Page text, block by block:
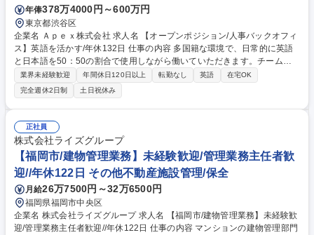
年俸378万4000円～600万円
東京都渋谷区
企業名 Ａｐｅｘ株式会社 求人名 【オープンポジション/人事バックオフィ
ス】英語を活かす/年休132日 仕事の内容 多国籍な環境で、日常的に英語
と日本語を50：50の割合で使用しながら働いていただきます。チームワ
ークを大切にし、オープンでフラットな組織です。社内イベント（花見、
屋形船、クリスマスパーティー、 四半期毎のセレブレーション等）や年間
休日132日など、働く時間だけでなく、プライベートな時間も充実させて
います。 【具体的な業務内容】下記のようなバックオフィス業務を選考の
中で適性を見て配属先を決定いたします。■人材育成 ■人事労務 ■採用 ■営
業サポート(データ入力/面談日程調整/候補者へのスカウト送付等） ■学生
インターンの管理/育成/チームビルディング等 募集職種 【オープンポジシ
ョン/人事バックオフィス】英語を活かす/年休132日
業界未経験歓迎 年間休日120日以上 転勤なし 英語
在宅OK
完全週休2日制
土日祝休み
正社員
株式会社ライズグループ
【福岡市/建物管理業務】未経験歓迎/管理業務主任者歓
迎//年休122日 その他不動産施設管理/保全
月給26万7500円～32万6500円
福岡県福岡市中央区
企業名 株式会社ライズグループ 求人名 【福岡市/建物管理業務】未経験歓
迎/管理業務主任者歓迎//年休122日 仕事の内容 マンションの建物管理部門